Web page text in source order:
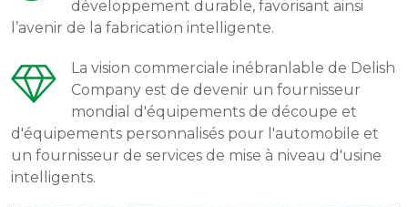
développement durable, favorisant ainsi
l’avenir de la fabrication intelligente.
La vision commerciale inébranlable de Delish
Company est de devenir un fournisseur
mondial d'équipements de découpe et
d'équipements personnalisés pour l'automobile et
un fournisseur de services de mise à niveau d'usine
intelligents.